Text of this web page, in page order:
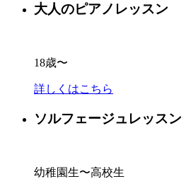
大人のピアノレッスン
18歳〜
詳しくはこちら
ソルフェージュレッスン
幼稚園生〜高校生